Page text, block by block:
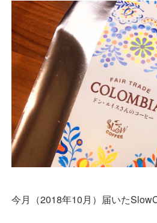
今月（2018年10月）届いた